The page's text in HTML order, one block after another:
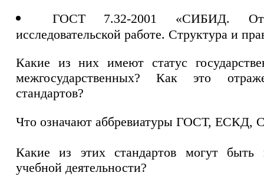
ГОСТ 7.32-2001 «СИБИД.
исследовательской работе. Структура и
Какие из них имеют статус
межгосударственных? Как это
стандартов?
Что означают аббревиатуры ГОСТ, ЕСКД,
Какие из этих стандартов могут
учебной деятельности?